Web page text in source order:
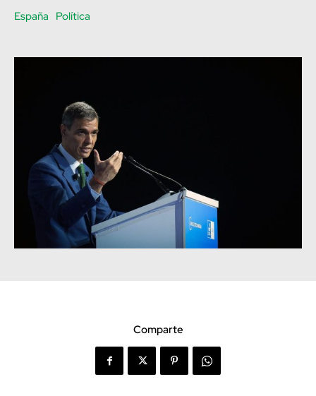
España Política
Comparte